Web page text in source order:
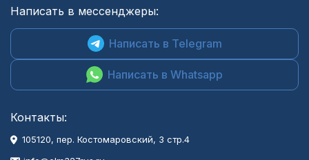
Написать в мессенджеры:
Написать в Telegram
Написать в Whatsapp
Контакты:
105120, пер. Костомаровский, 3 стр.4